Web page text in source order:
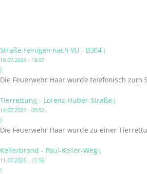
Straße reinigen nach VU - B304 (
16.07.2026 - 18:07
)
Die Feuerwehr Haar wurde telefonisch
Tierrettung - Lorenz-Huber-Straße (
14.07.2026 - 08:52
)
Die Feuerwehr Haar wurde zu einer
Kellerbrand - Paul-Keller-Weg (
11.07.2026 - 15:56
)